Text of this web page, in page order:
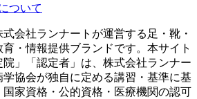
ついて
会社ランナートが運営する足・靴・
・情報提供ブランドです。本サイト
」「認定者」は、株式会社ランナー
学協会が独自に定める講習・基準に基
家資格・公的資格・医療機関の認可